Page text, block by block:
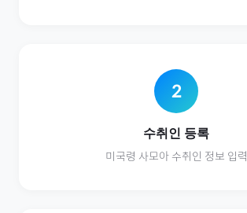
2
수취인 등록
미국령 사모아수취인 정보 입력